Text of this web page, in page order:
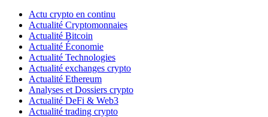
Actu crypto en continu
Actualité Cryptomonnaies
Actualité Bitcoin
Actualité Économie
Actualité Technologies
Actualité exchanges crypto
Actualité Ethereum
Analyses et Dossiers crypto
Actualité DeFi & Web3
Actualité trading crypto